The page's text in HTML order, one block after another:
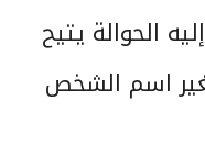
الحوالة يتيح
اسم الشخص